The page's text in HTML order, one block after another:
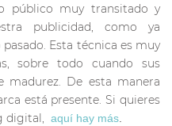
público muy transitado y
publicidad, como ya
Esta técnica es muy
sobre todo cuando sus
madurez. De esta manera
está presente. Si quieres
digital, aquí hay más